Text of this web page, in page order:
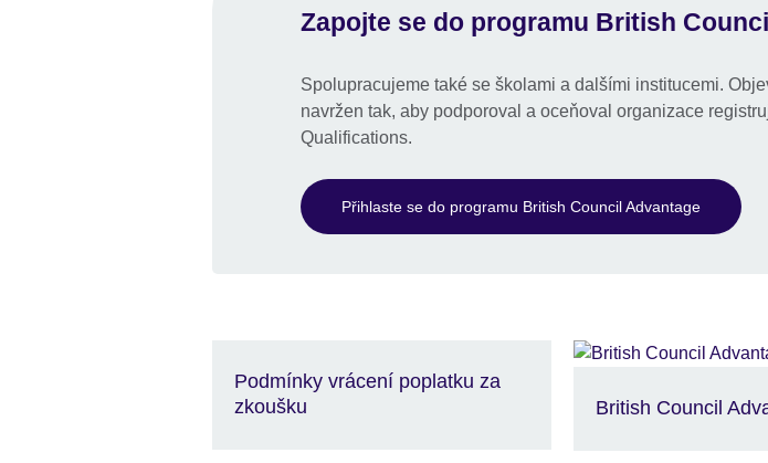
Zapojte se do programu British
Spolupracujeme také se školami a dalšími institucemi.
navržen tak, aby podporoval a oceňoval organizace
Qualifications.
Přihlaste se do programu British Council Advantage
Podmínky vrácení poplatku za
zkoušku
British Council